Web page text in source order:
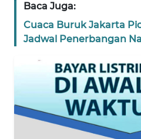
Baca Juga:
Cuaca Buruk Jakarta
Jadwal Penerbangan
BANTEN
WN